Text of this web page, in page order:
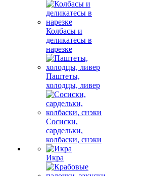
Колбасы и
деликатесы в
нарезке
Паштеты,
холодцы, ливер
Сосиски,
сардельки,
колбаски, снэки
Икра